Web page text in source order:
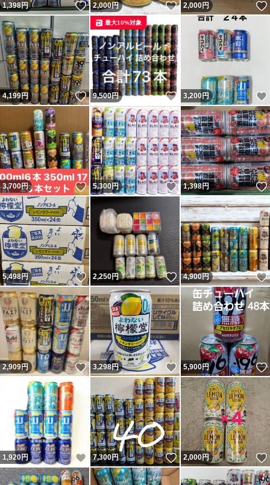
1,398円 いいね！
2,000円 いいね！
2,000円
4,199円 いいね！
9,500円 いいね！
最大10%対象
3,200円
3,700円 いいね！
5,300円 いいね！
1,398円
5,498円 いいね！
2,250円 いいね！
4,900円
2,909円 いいね！
3,298円 いいね！
5,900円
1,920円 いいね！
7,300円 いいね！
2,000円